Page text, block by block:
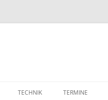
TECHNIK TERMINE